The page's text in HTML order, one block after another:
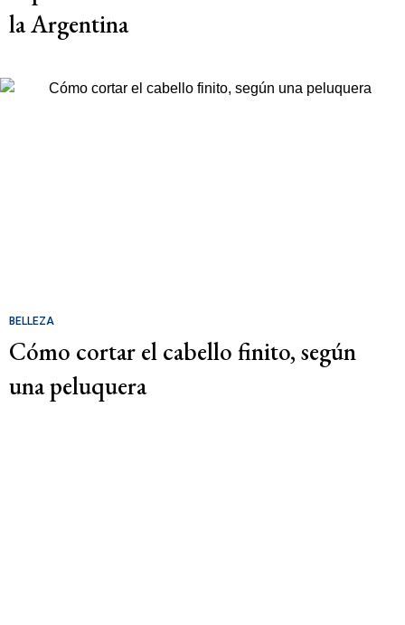
la Argentina
BELLEZA
Cómo cortar el cabello finito, según
una peluquera